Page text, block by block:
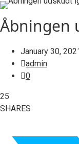
Åbningen
January 30,
admin
0
25
SHARES